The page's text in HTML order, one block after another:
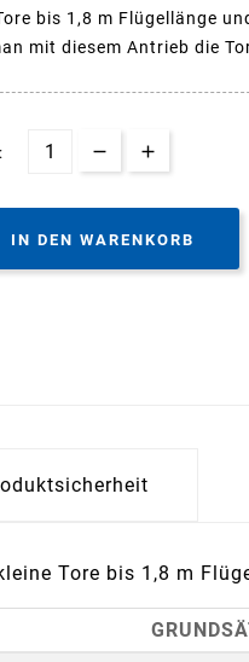
bis 1,8 m Flügellänge
mit diesem Antrieb die
IN DEN WARENKORB
Tore bis 1,8 m